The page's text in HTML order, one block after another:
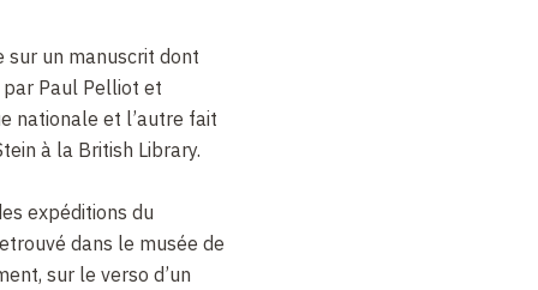
sur un manuscrit dont
Paul Pelliot et
nationale et l’autre fait
à la British Library.
expéditions du
dans le musée de
sur le verso d’un